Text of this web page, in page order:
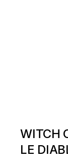
WITCH
LE